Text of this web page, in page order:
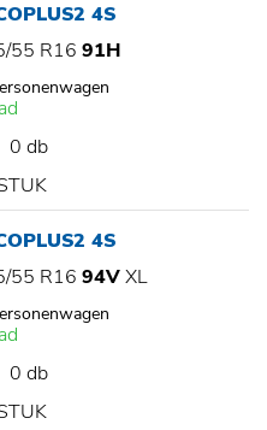
4S
55 R16 91H
0 db
4S
55 R16 94VXL
0 db